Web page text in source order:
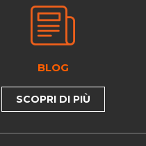
BLOG
SCOPRI DI PIÙ